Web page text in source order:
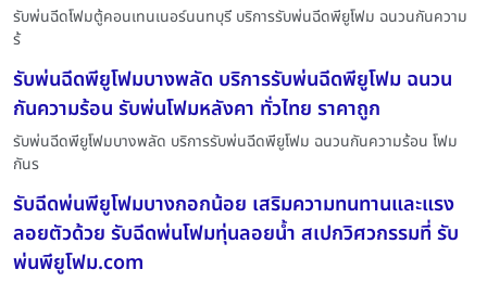
รับพ่นฉีดโฟมตู้คอนเทนเนอร์นนทบุรี บริการรับพ่นฉีดพียูโฟม ฉนวนกันความ
ร้
รับพ่นฉีดพียูโฟมบางพลัด บริการรับพ่นฉีดพียูโฟม ฉนวน
กันความร้อน รับพ่นโฟมหลังคา ทั่วไทย ราคาถูก
รับพ่นฉีดพียูโฟมบางพลัด บริการรับพ่นฉีดพียูโฟม ฉนวนกันความร้อน โฟม
กันร
รับฉีดพ่นพียูโฟมบางกอกน้อย เสริมความทนทานและแรง
ลอยตัวด้วย รับฉีดพ่นโฟมทุ่นลอยน้ำ สเปกวิศวกรรมที่ รับ
พ่นพียูโฟม.com